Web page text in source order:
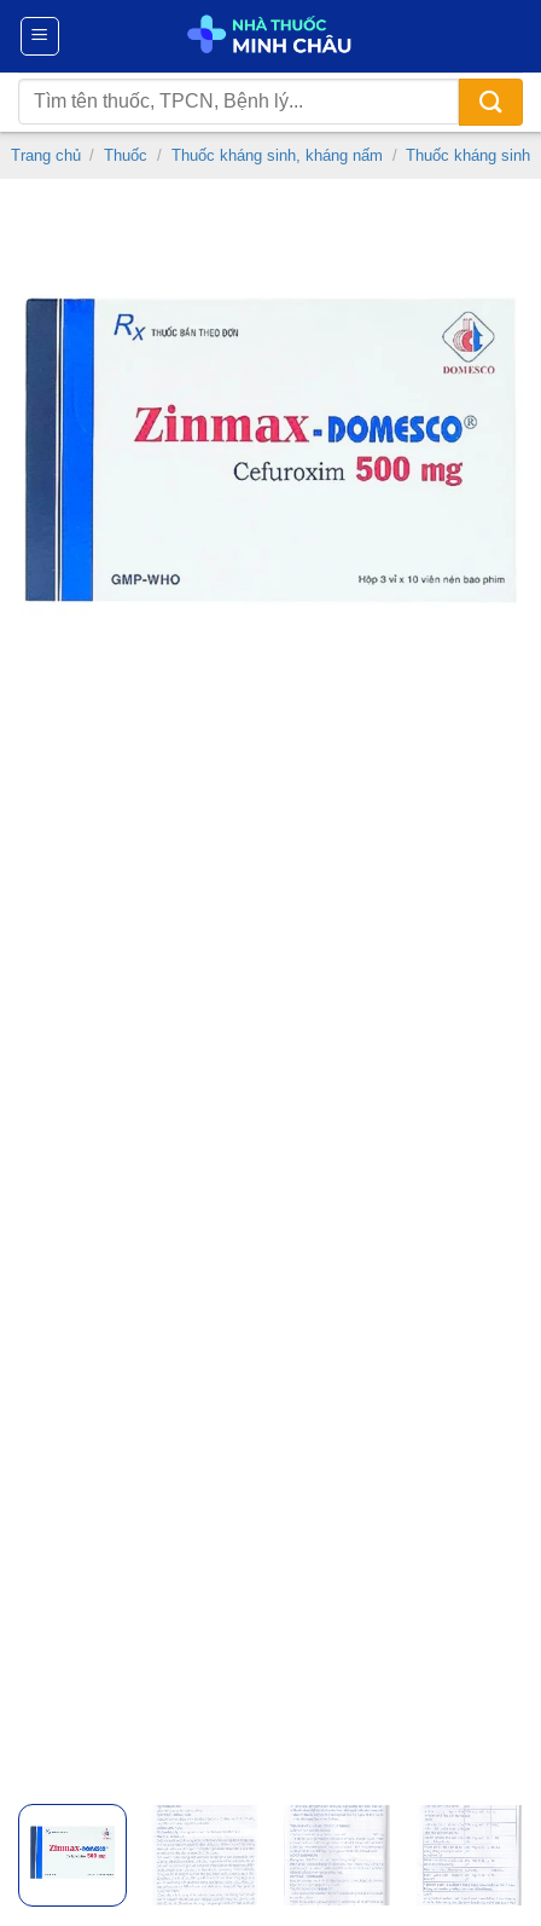
Chuyển
nội
dung
Tìm
kiếm:
Trang chủ / Thuốc / Thuốc kháng sinh, kháng nấm / Thuốc kháng sinh